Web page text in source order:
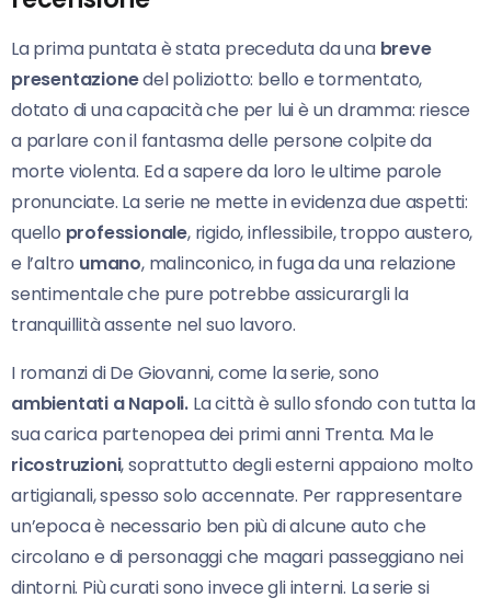
La prima puntata è stata preceduta da una breve
presentazionedel poliziotto: bello e tormentato,
dotato di una capacità che per lui è un dramma: riesce
a parlare con il fantasma delle persone colpite da
morte violenta. Ed a sapere da loro le ultime parole
pronunciate. La serie ne mette in evidenza due aspetti:
quello professionale, rigido, inflessibile, troppo austero,
e l’altro umano, malinconico, in fuga da una relazione
sentimentale che pure potrebbe assicurargli la
tranquillità assente nel suo lavoro.
I romanzi di De Giovanni, come la serie, sono
ambientati a Napoli. La città è sullo sfondo con tutta la
sua carica partenopea dei primi anni Trenta. Ma le
ricostruzioni, soprattutto degli esterni appaiono molto
artigianali, spesso solo accennate. Per rappresentare
un’epoca è necessario ben più di alcune auto che
circolano e di personaggi che magari passeggiano nei
dintorni. Più curati sono invece gli interni. La serie si